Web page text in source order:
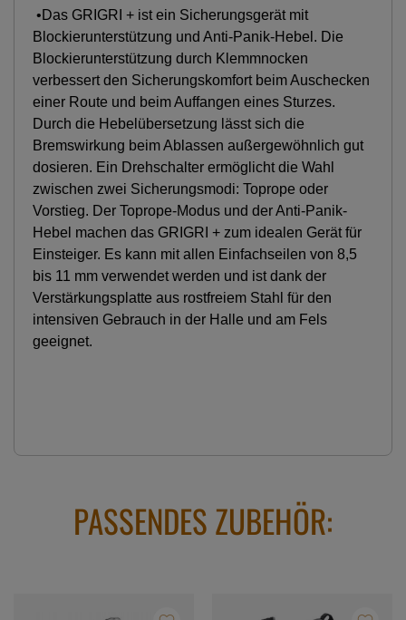
•Das GRIGRI + ist ein Sicherungsgerät mit
Blockierunterstützung und Anti-Panik-Hebel. Die
Blockierunterstützung durch Klemmnocken
verbessert den Sicherungskomfort beim Auschecken
einer Route und beim Auffangen eines Sturzes.
Durch die Hebelübersetzung lässt sich die
Bremswirkung beim Ablassen außergewöhnlich gut
dosieren. Ein Drehschalter ermöglicht die Wahl
zwischen zwei Sicherungsmodi: Toprope oder
Vorstieg. Der Toprope-Modus und der Anti-Panik-
Hebel machen das GRIGRI + zum idealen Gerät für
Einsteiger. Es kann mit allen Einfachseilen von 8,5
bis 11 mm verwendet werden und ist dank der
Verstärkungsplatte aus rostfreiem Stahl für den
intensiven Gebrauch in der Halle und am Fels
geeignet.
PASSENDES ZUBEHÖR: